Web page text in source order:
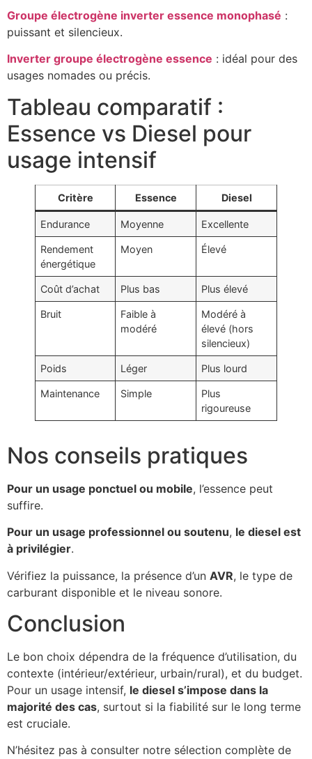
Groupe électrogène inverter essence monophasé :
puissant et silencieux.
Inverter groupe électrogène essence : idéal pour des
usages nomades ou précis.
Tableau comparatif :
Essence vs Diesel pour
usage intensif
Critère Essence Diesel
Endurance Moyenne Excellente
Rendement
énergétique
Moyen Élevé
Coût d’achat Plus bas Plus élevé
Bruit
Faible à
modéré
Modéré à
élevé (hors
silencieux)
Poids Léger Plus lourd
Maintenance Simple
Plus
rigoureuse
Nos conseils pratiques
Pour un usage ponctuel ou mobile, l’essence peut
suffire.
Pour un usage professionnel ou soutenu, le diesel est
à privilégier.
Vérifiez la puissance, la présence d’un AVR, le type de
carburant disponible et le niveau sonore.
Conclusion
Le bon choix dépendra de la fréquence d’utilisation, du
contexte (intérieur/extérieur, urbain/rural), et du budget.
Pour un usage intensif, le diesel s’impose dans la
majorité des cas, surtout si la fiabilité sur le long terme
est cruciale.
N’hésitez pas à consulter notre sélection complète de